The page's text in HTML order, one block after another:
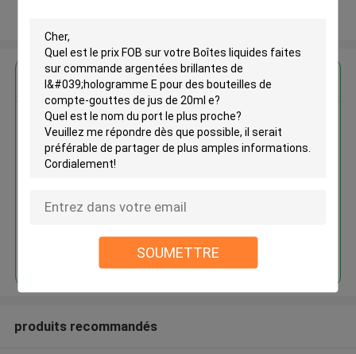
SOUMETTRE
Boîtes liquides faites sur
commande argentées brillantes
de jus de 20ml e
Continuer
produits recommandés